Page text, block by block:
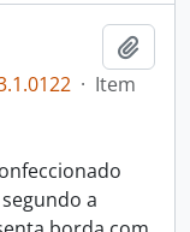
· Item
a